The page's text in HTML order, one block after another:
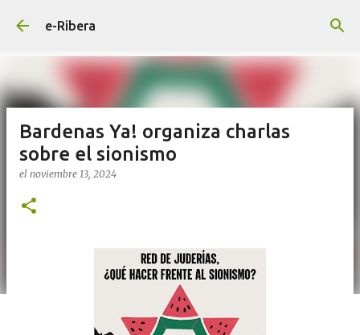
e-Ribera
Bardenas Ya! organiza charlas
sobre el sionismo
el noviembre 13, 2024